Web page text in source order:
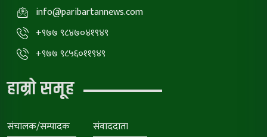
info@paribartannews.com
+९७७ ९८४७०४१९४९
+९७७ ९८५६०११९४९
हाम्रो समूह
संचालक/सम्पादक संवाददाता